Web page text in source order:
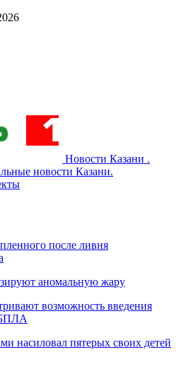
Новости Казани .
новости Казани.
после ливня
аномальную жару
возможность введения
насиловал пятерых своих детей